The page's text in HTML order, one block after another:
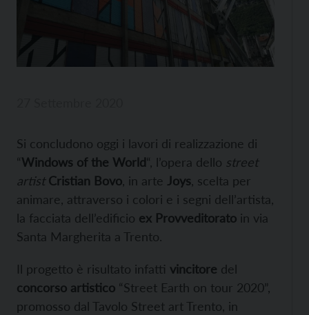
Si concludono oggi i lavori di realizzazione di
“Windows of the World“, l’opera dello street
artistCristian Bovo , in arte Joys , scelta per
animare, attraverso i colori e i segni dell’artista,
la facciata dell’edificio ex Provveditorato in via
Santa Margherita a Trento.
Il progetto è risultato infatti vincitore del
concorso artistico “Street Earth on tour 2020”,
promosso dal Tavolo Street art Trento, in